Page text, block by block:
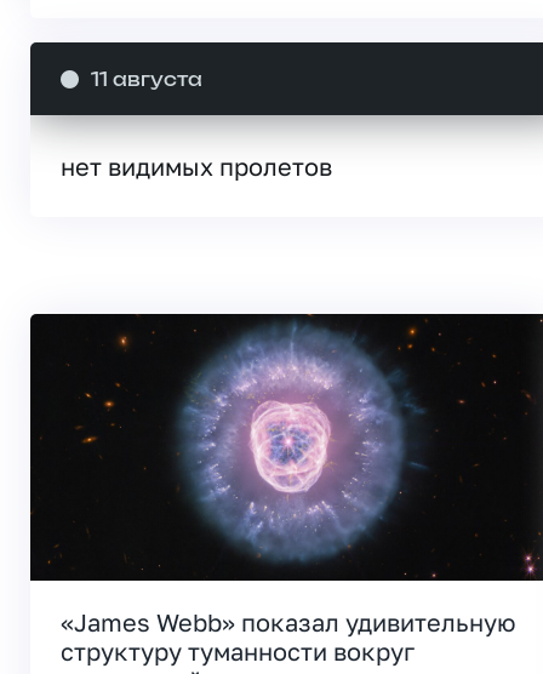
11 августа
нет видимых пролетов
«James Webb» показал удивительную
структуру туманности вокруг